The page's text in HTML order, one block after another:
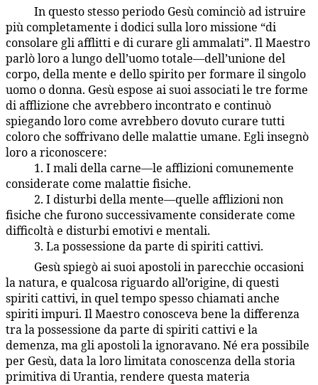
In questo stesso periodo Gesù cominciò ad istruire
più completamente i dodici sulla loro missione “di
consolare gli afflitti e di curare gli ammalati”. Il Maestro
parlò loro a lungo dell’uomo totale—dell’unione del
corpo, della mente e dello spirito per formare il singolo
uomo o donna. Gesù espose ai suoi associati le tre forme
di afflizione che avrebbero incontrato e continuò
spiegando loro come avrebbero dovuto curare tutti
coloro che soffrivano delle malattie umane. Egli insegnò
loro a riconoscere:
1. I mali della carne—le afflizioni comunemente
considerate come malattie fisiche.
2. I disturbi della mente—quelle afflizioni non
fisiche che furono successivamente considerate come
difficoltà e disturbi emotivi e mentali.
3. La possessione da parte di spiriti cattivi.
Gesù spiegò ai suoi apostoli in parecchie occasioni
la natura, e qualcosa riguardo all’origine, di questi
spiriti cattivi, in quel tempo spesso chiamati anche
spiriti impuri. Il Maestro conosceva bene la differenza
tra la possessione da parte di spiriti cattivi e la
demenza, ma gli apostoli la ignoravano. Né era possibile
per Gesù, data la loro limitata conoscenza della storia
primitiva di Urantia, rendere questa materia